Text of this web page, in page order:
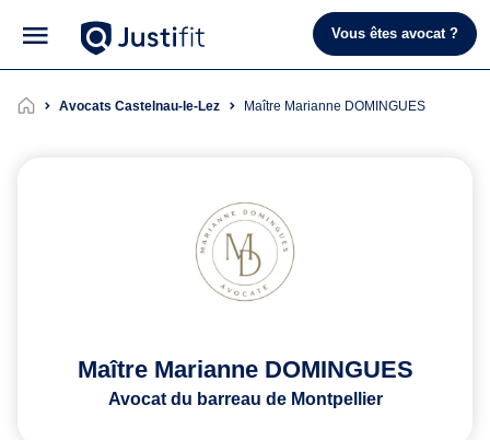
Vous êtes avocat ?
Avocats Castelnau-le-Lez Maître Marianne DOMINGUES
Maître Marianne DOMINGUES
Avocat du barreau de Montpellier